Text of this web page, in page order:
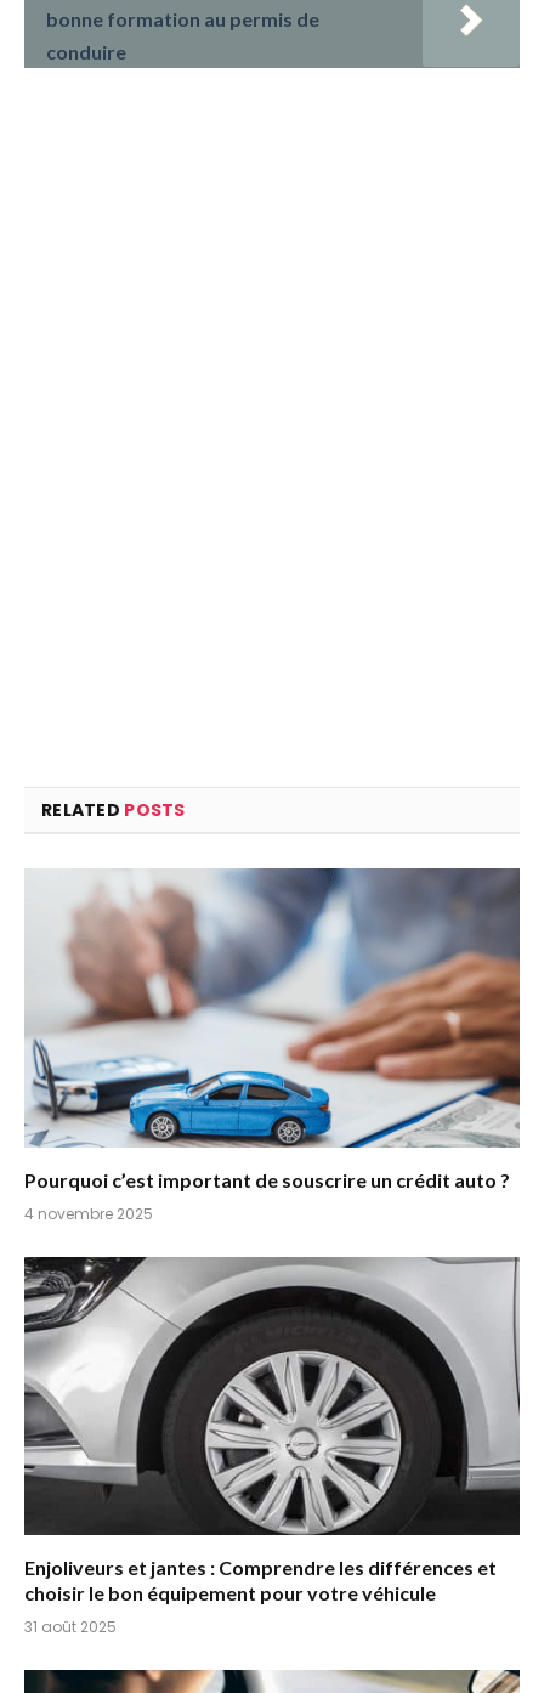
bonne formation au permis de
conduire
RELATED POSTS
Pourquoi c’est important de souscrire un crédit auto ?
4 novembre 2025
Enjoliveurs et jantes : Comprendre les différences et
choisir le bon équipement pour votre véhicule
31 août 2025